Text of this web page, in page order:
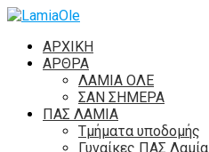
ΑΡΧΙΚΗ
ΑΡΘΡΑ
ΛΑΜΙΑ ΟΛΕ
ΣΑΝ ΣΗΜΕΡΑ
ΠΑΣ ΛΑΜΙΑ
Τμήματα υποδομής
Γυναίκες ΠΑΣ Λαμία